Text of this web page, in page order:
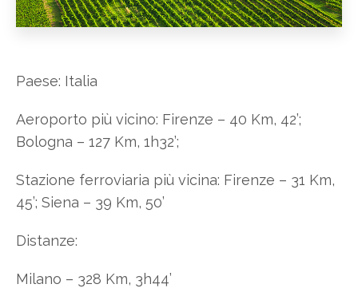
Paese: Italia
Aeroporto più vicino: Firenze – 40 Km, 42’;
Bologna – 127 Km, 1h32’;
Stazione ferroviaria più vicina: Firenze – 31 Km,
45’; Siena – 39 Km, 50’
Distanze:
Milano – 328 Km, 3h44’